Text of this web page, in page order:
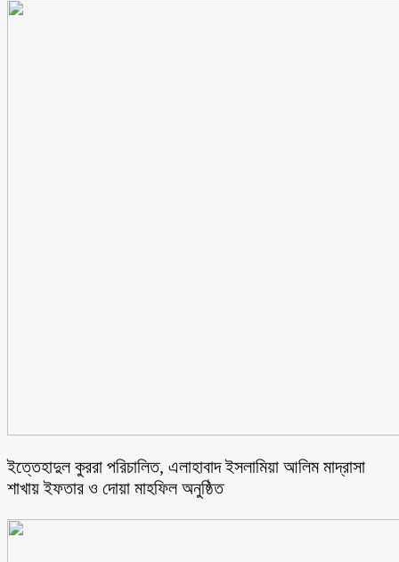
ইত্তেহাদুল কুররা পরিচালিত, এলাহাবাদ ইসলামিয়া আলিম মাদ্রাসা
শাখায় ইফতার ও দোয়া মাহফিল অনুষ্ঠিত